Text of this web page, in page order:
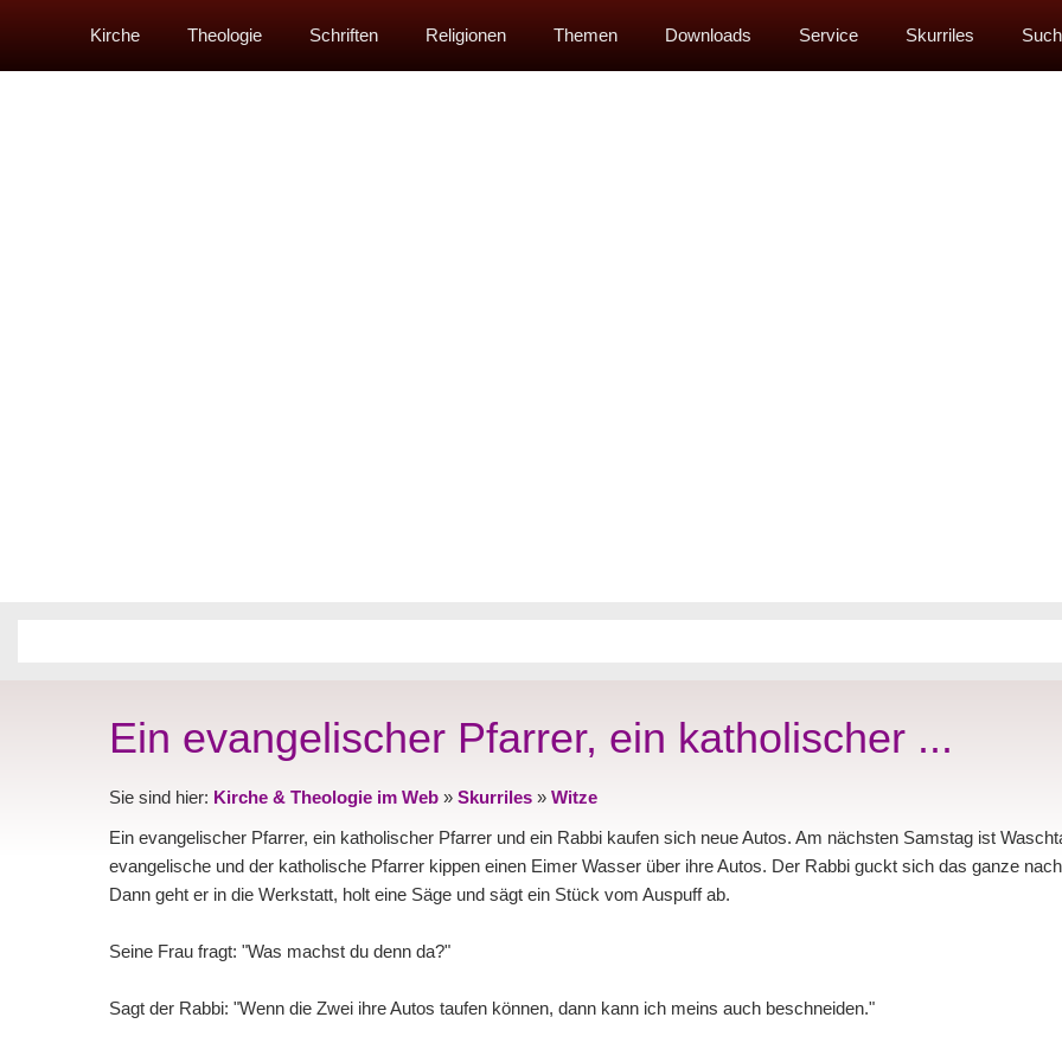
Kirche Theologie Schriften Religionen Themen Downloads Service Skurriles
Ein evangelischer Pfarrer, ein katholischer ...
Sie sind hier: Kirche & Theologie im Web » Skurriles » Witze
Ein evangelischer Pfarrer, ein katholischer Pfarrer und ein Rabbi kaufen sich neue Autos. Am nächsten Samstag ist
evangelische und der katholische Pfarrer kippen einen Eimer Wasser über ihre Autos. Der Rabbi guckt sich das ganze
Dann geht er in die Werkstatt, holt eine Säge und sägt ein Stück vom Auspuff ab.
Seine Frau fragt: "Was machst du denn da?"
Sagt der Rabbi: "Wenn die Zwei ihre Autos taufen können, dann kann ich meins auch beschneiden."